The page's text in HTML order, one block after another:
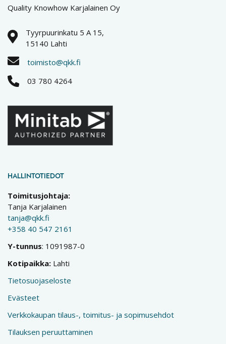
Quality Knowhow Karjalainen Oy
Tyyrpuurinkatu 5 A 15,
15140 Lahti
toimisto@qkk.fi
03 780 4264
HALLINTOTIEDOT
Toimitusjohtaja:
Tanja Karjalainen
tanja@qkk.fi
+358 40 547 2161
Y-tunnus: 1091987-0
Kotipaikka: Lahti
Tietosuojaseloste
Evästeet
Verkkokaupan tilaus-, toimitus- ja sopimusehdot
Tilauksen peruuttaminen